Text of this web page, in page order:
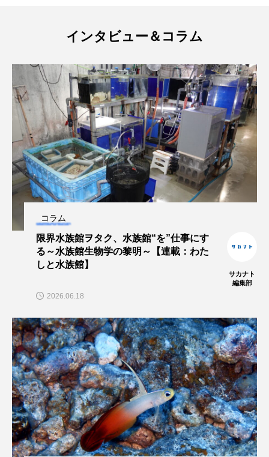
ヤマメ
ユメタチモドキ ヨウラククラゲ ヨコエビ
ヨツメウオ ラブカ ラムサール条約
リュウセイクラゲ レシピ
ロックシュリンプ ワカサギ ワカメ
ワタカ ワニ ワレカラ
交雑 企画 伝承 伝統料理
共生 分析 分類 刺胞動物
剥製 動物園 化石 北の大地の水族館
北極 医療 南極大陸 同定
名古屋港水族館 哺乳類 商品
四万十川 四万十川学遊館あきついお 四国
インタビュー＆コラム
コラム
限界水族館ヲタク、水族館“を”仕事にす
る～水族館生物学の黎明～【連載：わた
しと水族館】
サカナト
編集部
2026.06.18